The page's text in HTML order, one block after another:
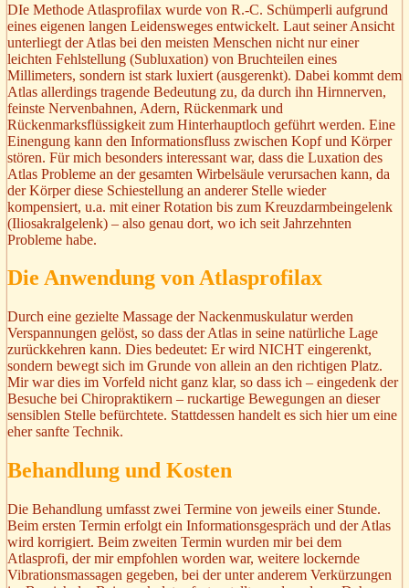
DIe Methode Atlasprofilax wurde von R.-C. Schümperli aufgrund
eines eigenen langen Leidensweges entwickelt. Laut seiner Ansicht
unterliegt der Atlas bei den meisten Menschen nicht nur einer
leichten Fehlstellung (Subluxation) von Bruchteilen eines
Millimeters, sondern ist stark luxiert (ausgerenkt). Dabei kommt dem
Atlas allerdings tragende Bedeutung zu, da durch ihn Hirnnerven,
feinste Nervenbahnen, Adern, Rückenmark und
Rückenmarksflüssigkeit zum Hinterhauptloch geführt werden. Eine
Einengung kann den Informationsfluss zwischen Kopf und Körper
stören. Für mich besonders interessant war, dass die Luxation des
Atlas Probleme an der gesamten Wirbelsäule verursachen kann, da
der Körper diese Schiestellung an anderer Stelle wieder
kompensiert, u.a. mit einer Rotation bis zum Kreuzdarmbeingelenk
(Iliosakralgelenk) – also genau dort, wo ich seit Jahrzehnten
Probleme habe.
Die Anwendung von Atlasprofilax
Durch eine gezielte Massage der Nackenmuskulatur werden
Verspannungen gelöst, so dass der Atlas in seine natürliche Lage
zurückkehren kann. Dies bedeutet: Er wird NICHT eingerenkt,
sondern bewegt sich im Grunde von allein an den richtigen Platz.
Mir war dies im Vorfeld nicht ganz klar, so dass ich – eingedenk der
Besuche bei Chiropraktikern – ruckartige Bewegungen an dieser
sensiblen Stelle befürchtete. Stattdessen handelt es sich hier um eine
eher sanfte Technik.
Behandlung und Kosten
Die Behandlung umfasst zwei Termine von jeweils einer Stunde.
Beim ersten Termin erfolgt ein Informationsgespräch und der Atlas
wird korrigiert. Beim zweiten Termin wurden mir bei dem
Atlasprofi, der mir empfohlen worden war, weitere lockernde
Vibrationsmassagen gegeben, bei der unter anderem Verkürzungen